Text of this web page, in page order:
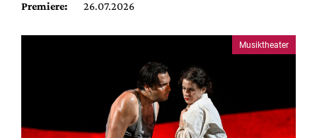
Premiere:
26.07.2026
Musiktheater